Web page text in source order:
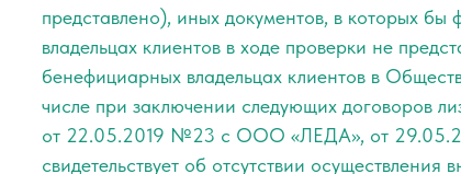
представлено), иных документов, в которых
владельцах клиентов в ходе проверки не
бенефициарных владельцах клиентов в
числе при заключении следующих
от 22.05.2019 №23 с ООО «ЛЕДА», от
свидетельствует об отсутствии осуществления